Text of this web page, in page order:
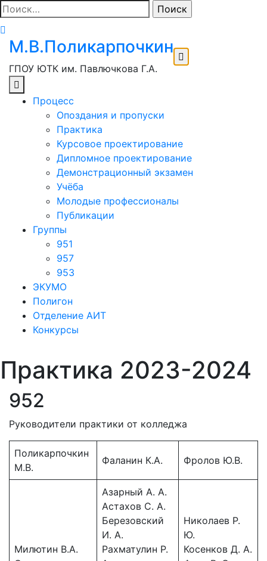
Перейти
к
содержимому
Найти:
М.В.Поликарпочкин
ГПОУ ЮТК им. Павлючкова Г.А.
Процесс
Опоздания и пропуски
Практика
Курсовое проектирование
Дипломное проектирование
Демонстрационный экзамен
Учёба
Молодые профессионалы
Публикации
Группы
951
957
953
ЭКУМО
Полигон
Отделение АИТ
Конкурсы
Практика 2023-2024
952
Руководители практики от колледжа
Поликарпочкин
М.В.
Фаланин К.А. Фролов Ю.В.
Милютин В.А.
Азарный А. А.
Астахов С. А.
Березовский
И. А.
Рахматулин Р.
Николаев Р.
Ю.
Косенков Д. А.